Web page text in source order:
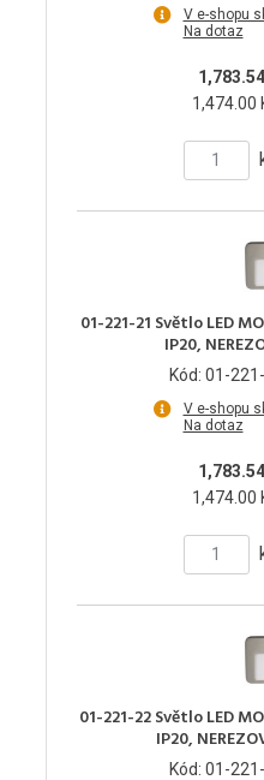
V e-shopu
Na dotaz
1,474.00
01-221-21 Světlo LED
IP20,
Kód: 01-
V e-shopu
Na dotaz
1,474.00
01-221-22 Světlo LED
IP20,
Kód: 01-